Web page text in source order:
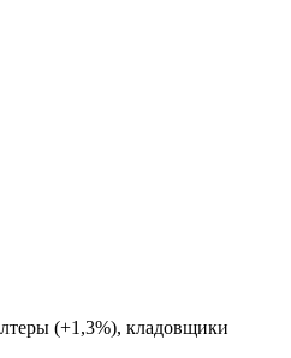
(+1,3%), кладовщики